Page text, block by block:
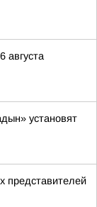
августа
установят
представителей